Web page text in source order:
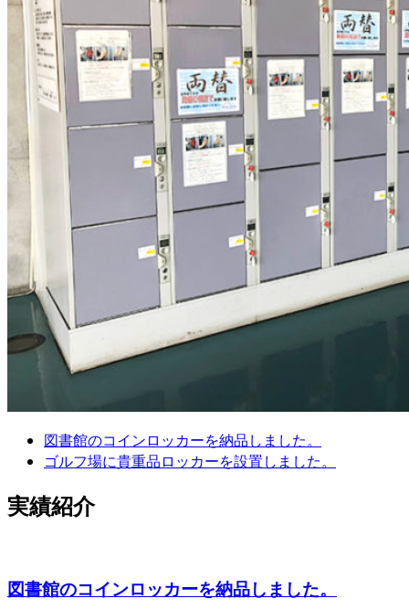
図書館のコインロッカーを納品しました。
ゴルフ場に貴重品ロッカーを設置しました。
実績紹介
図書館のコインロッカーを納品しました。